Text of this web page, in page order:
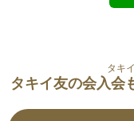
タキ
タキイ友の会入会